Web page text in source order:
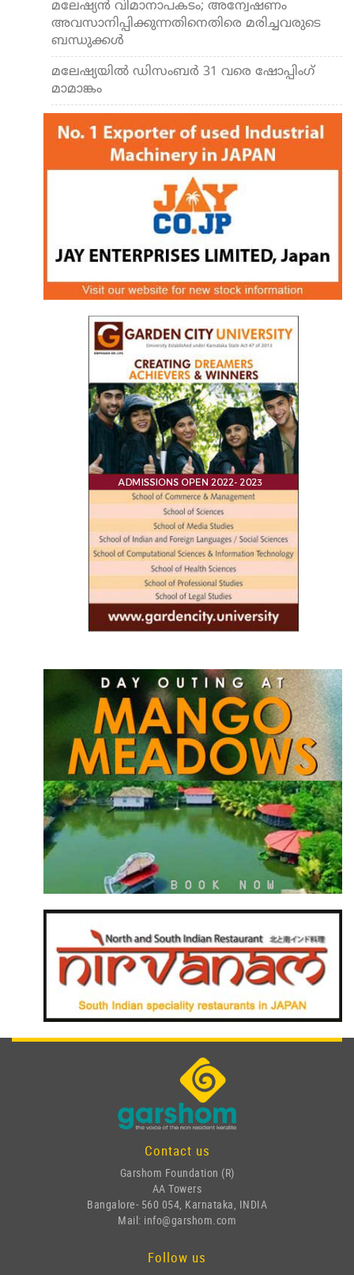
മലേഷ്യന്‍ വിമാനാപകടം; അന്വേഷണം
അവസാനിപ്പിക്കുന്നതിനെതിരെ മരിച്ചവരുടെ
ബന്ധുക്കള്‍
മലേഷ്യയിൽ ഡിസംബർ 31 വരെ ഷോപ്പിംഗ്
മാമാങ്കം
Contact us
Garshom Foundation (R)
AA Towers
Bangalore- 560 054, Karnataka, INDIA
Mail: info@garshom.com
Follow us